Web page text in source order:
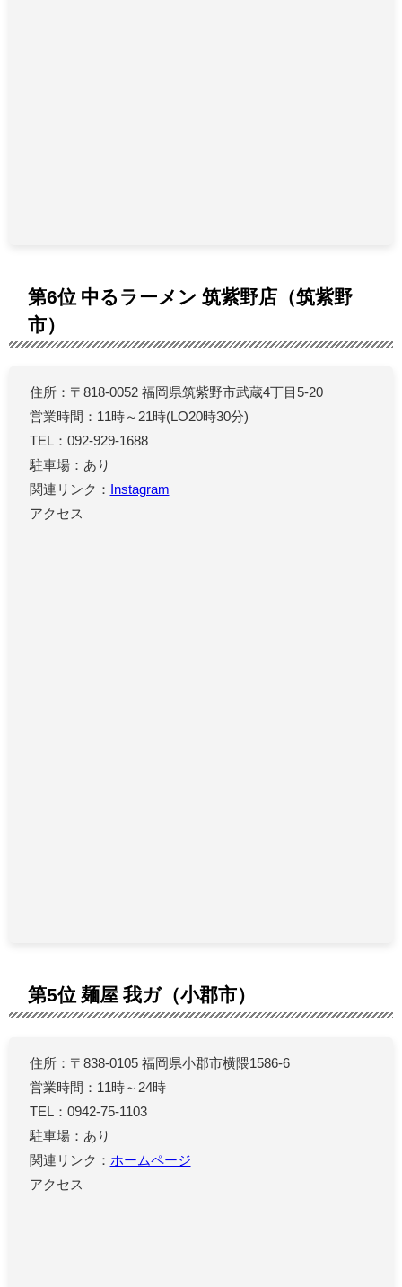
第6位 中るラーメン 筑紫野店（筑紫野
市）
住所：〒818-0052 福岡県筑紫野市武蔵4丁目5-20
営業時間：11時～21時(LO20時30分)
TEL：092-929-1688
駐車場：あり
関連リンク：
Instagram
アクセス
第5位 麺屋 我ガ（小郡市）
住所：〒838-0105 福岡県小郡市横隈1586-6
営業時間：11時～24時
TEL：0942-75-1103
駐車場：あり
関連リンク： ホームページ
アクセス